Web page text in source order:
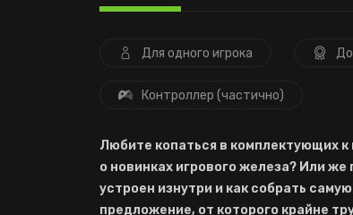
Для одного игрока
Контроллер (частично)
Любите копаться в комплектующих
о новинках игрового железа? Или
устроен изнутри и как собрать
предложение, от которого крайне